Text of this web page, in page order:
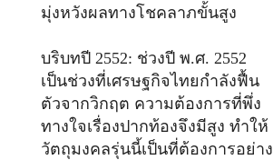
มุ่งหวังผลทางโชคลาภขั้นสูง
บริบทปี 2552: ช่วงปี พ.ศ. 2552
เป็นช่วงที่เศรษฐกิจไทยกำลังฟื้น
ตัวจากวิกฤต ความต้องการที่พึ่ง
ทางใจเรื่องปากท้องจึงมีสูง ทำให้
วัตถุมงคลรุ่นนี้เป็นที่ต้องการอย่าง